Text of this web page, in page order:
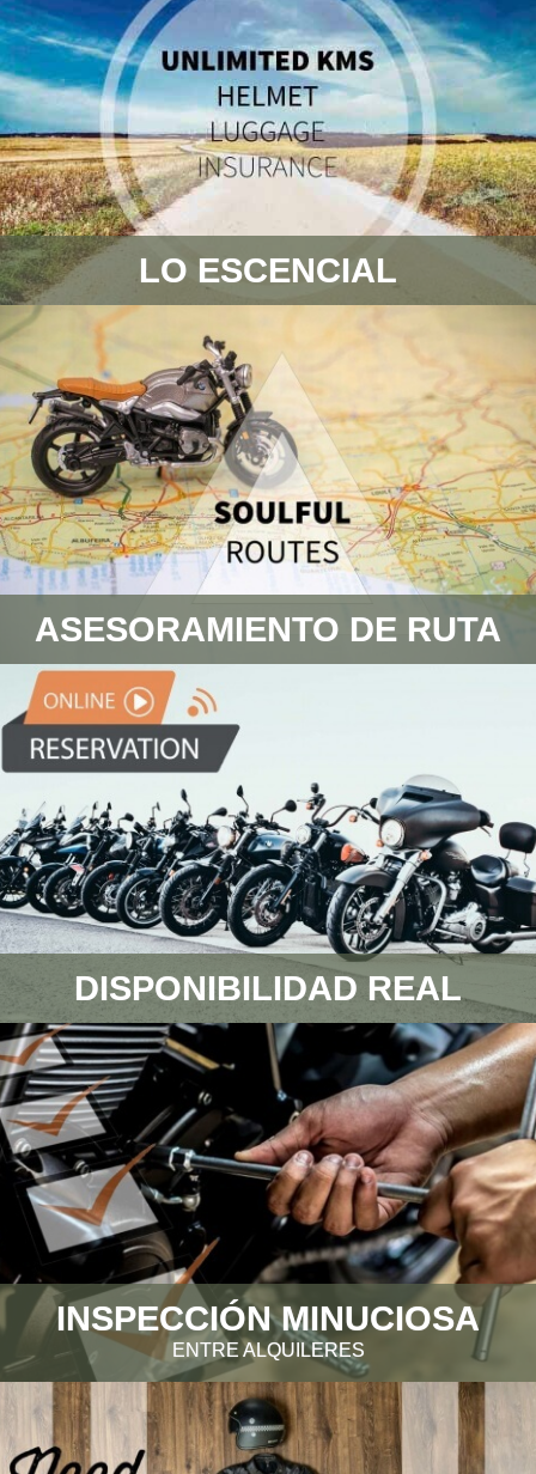
LO ESCENCIAL
ASESORAMIENTO DE RUTA
DISPONIBILIDAD REAL
INSPECCIÓN MINUCIOSA
ENTRE ALQUILERES